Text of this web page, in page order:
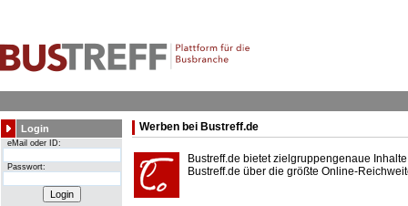
Login
eMail oder ID:
Passwort:
Werben bei Bustreff.de
Bustreff.de bietet zielgruppengenaue
Bustreff.de über die größte Online-